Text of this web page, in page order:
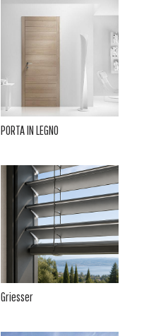
PORTA IN LEGNO
Griesser